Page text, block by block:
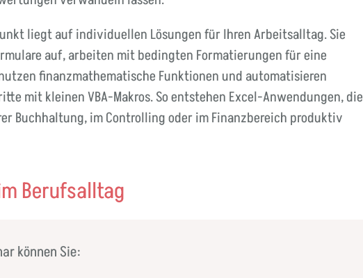
liegt auf individuellen Lösungen für Ihren Arbeitsalltag. Sie
auf, arbeiten mit bedingten Formatierungen für eine
finanzmathematische Funktionen und automatisieren
mit kleinen VBA-Makros. So entstehen Excel-Anwendungen, die
Buchhaltung, im Controlling oder im Finanzbereich produktiv
Berufsalltag
können Sie: